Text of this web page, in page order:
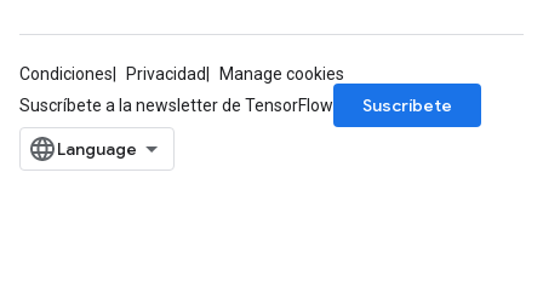
Condiciones Privacidad
Manage cookies
Suscríbete a la newsletter de TensorFlow
Suscríbete